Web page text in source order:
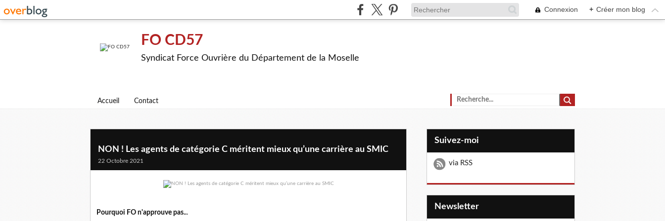
Connexion + Créer mon blog
FO CD57
Syndicat Force Ouvrière du Département de la Moselle
Accueil Contact
NON ! Les agents de catégorie C méritent mieux qu’une carrière au SMIC
22 Octobre 2021
Pourquoi FO n'approuve pas...
Suivez-moi
via RSS
Newsletter